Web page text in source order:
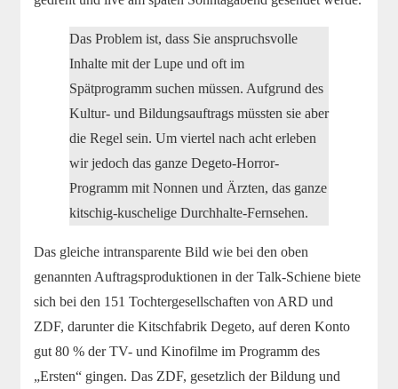
Das Problem ist, dass Sie anspruchsvolle
Inhalte mit der Lupe und oft im
Spätprogramm suchen müssen. Aufgrund des
Kultur- und Bildungsauftrags müssten sie aber
die Regel sein. Um viertel nach acht erleben
wir jedoch das ganze Degeto-Horror-
Programm mit Nonnen und Ärzten, das ganze
kitschig-kuschelige Durchhalte-Fernsehen.
Das gleiche intransparente Bild wie bei den oben
genannten Auftragsproduktionen in der Talk-Schiene biete
sich bei den 151 Tochtergesellschaften von ARD und
ZDF, darunter die Kitschfabrik Degeto, auf deren Konto
gut 80 % der TV- und Kinofilme im Programm des
„Ersten“ gingen. Das ZDF, gesetzlich der Bildung und